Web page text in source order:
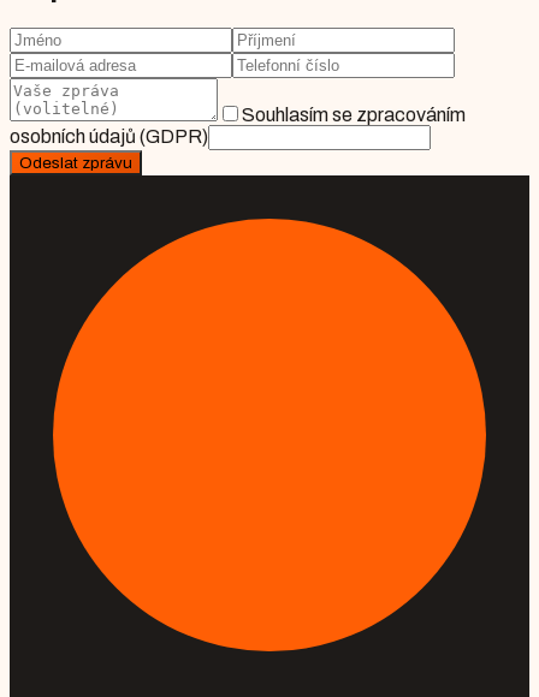
Souhlasím se zpracováním
osobních údajů (GDPR)
Odeslat zprávu